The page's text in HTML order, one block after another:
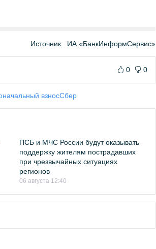
Источник: ИА «БанкИнформСервис»
0 0
взносСбер
ПСБ и МЧС России будут оказывать
поддержку жителям пострадавших
при чрезвычайных ситуациях
регионов
06 августа 12:40